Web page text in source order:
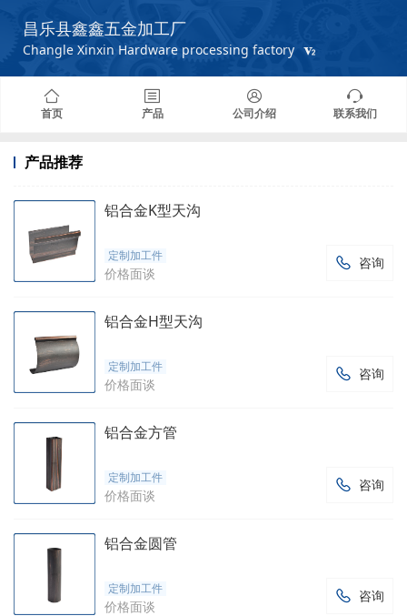
昌乐县鑫鑫五金加工厂
Changle Xinxin Hardware processing factory
首页 产品 公司介绍 联系我们
产品推荐
铝合金K型天沟
 咨询
定制加工件
价格面谈
铝合金H型天沟
 咨询
定制加工件
价格面谈
铝合金方管
 咨询
定制加工件
价格面谈
铝合金圆管
 咨询
定制加工件
价格面谈